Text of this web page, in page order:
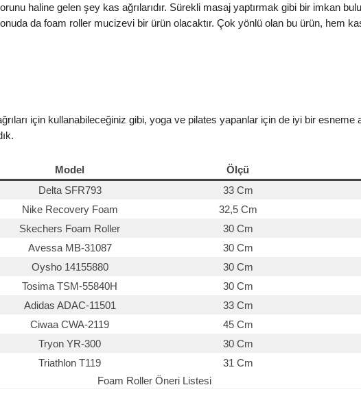
haline gelen şey kas ağrılarıdır. Sürekli masaj yaptırmak gibi bir imkan
da foam roller mucizevi bir ürün olacaktır. Çok yönlü olan bu ürün, hem
için kullanabileceğiniz gibi, yoga ve pilates yapanlar için de iyi bir esneme
Model Ölçü
Delta SFR793 33 Cm
Nike Recovery Foam 32,5 Cm
Skechers Foam Roller 30 Cm
Avessa MB-31087 30 Cm
Oysho 14155880 30 Cm
Tosima TSM-55840H 30 Cm
Adidas ADAC-11501 33 Cm
Ciwaa CWA-2119 45 Cm
Tryon YR-300 30 Cm
Triathlon T119 31 Cm
Foam Roller Öneri Listesi